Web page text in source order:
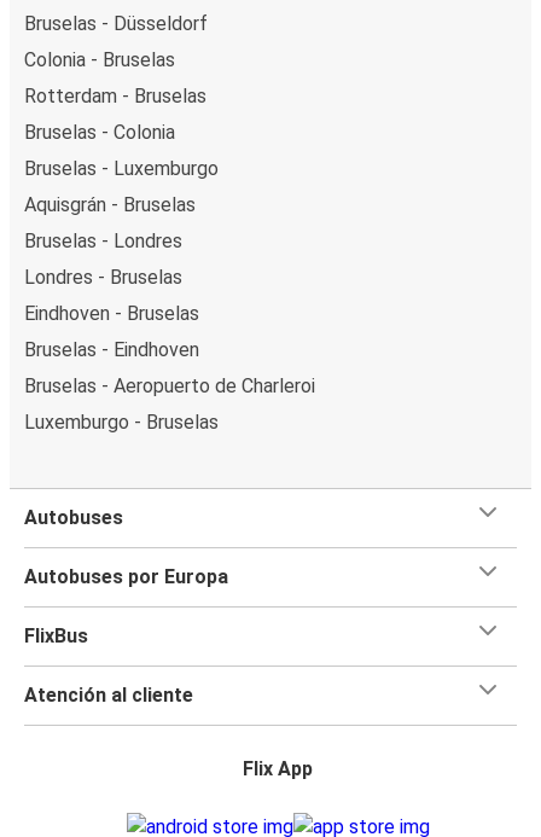
Bruselas - Düsseldorf
Colonia - Bruselas
Rotterdam - Bruselas
Bruselas - Colonia
Bruselas - Luxemburgo
Aquisgrán - Bruselas
Bruselas - Londres
Londres - Bruselas
Eindhoven - Bruselas
Bruselas - Eindhoven
Bruselas - Aeropuerto de Charleroi
Luxemburgo - Bruselas
Autobuses
Autobuses por Europa
FlixBus
Atención al cliente
Flix App